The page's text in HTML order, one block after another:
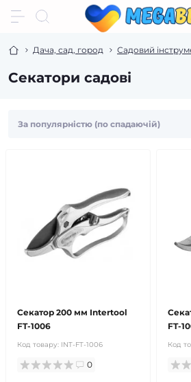
Дача, сад, город Садовий
Секатори садові
Секатор 200 мм Intertool
FT-1006
Код товару: INT-FT-1006
0
FT-
Код